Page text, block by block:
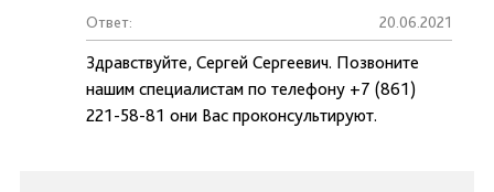
Ответ: 20.06.2021
Здравствуйте, Сергей Сергеевич. Позвоните
нашим специалистам по телефону +7 (861)
221-58-81 они Вас проконсультируют.